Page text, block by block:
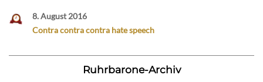
8. August 2016
Contra contra contra hate speech
Ruhrbarone-Archiv